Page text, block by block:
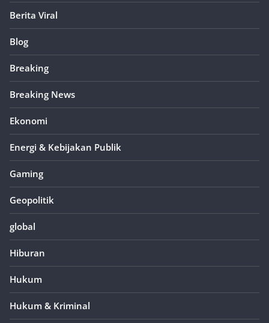
Berita Viral
Blog
Breaking
Breaking News
Ekonomi
Energi & Kebijakan Publik
Gaming
Geopolitik
global
Hiburan
Hukum
Hukum & Kriminal